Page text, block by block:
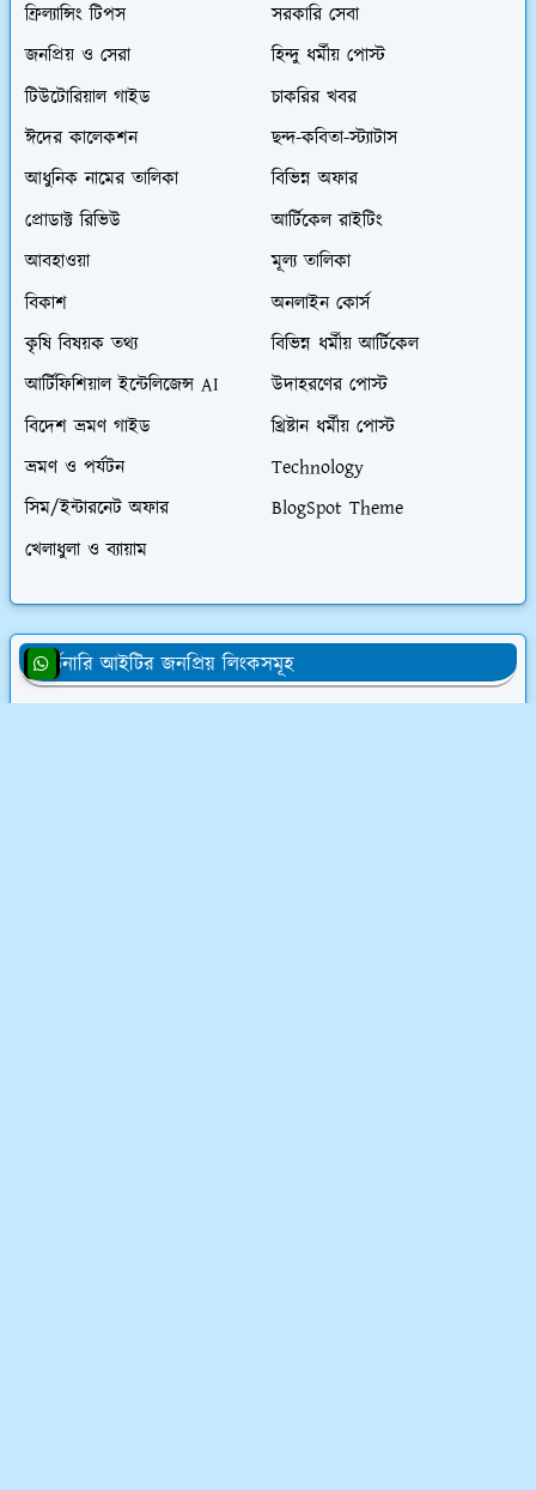
ফ্রিল্যান্সিং টিপস
সরকারি সেবা
জনপ্রিয় ও সেরা
হিন্দু ধর্মীয় পোস্ট
টিউটোরিয়াল গাইড
চাকরির খবর
ঈদের কালেকশন
ছন্দ-কবিতা-স্ট্যাটাস
আধুনিক নামের তালিকা
বিভিন্ন অফার
প্রোডাক্ট রিভিউ
আর্টিকেল রাইটিং
আবহাওয়া
মূল্য তালিকা
বিকাশ
অনলাইন কোর্স
কৃষি বিষয়ক তথ্য
বিভিন্ন ধর্মীয় আর্টিকেল
আর্টিফিশিয়াল ইন্টেলিজেন্স AI
উদাহরণের পোস্ট
বিদেশ ভ্রমণ গাইড
খ্রিষ্টান ধর্মীয় পোস্ট
ভ্রমণ ও পর্যটন
Technology
সিম/ইন্টারনেট অফার
BlogSpot Theme
খেলাধুলা ও ব্যায়াম
অর্ডিনারি আইটির জনপ্রিয় লিংকসমূহ